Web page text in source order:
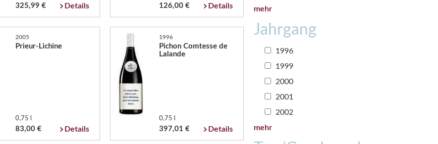
325,99 € Details 126,00 € Details
2005
Prieur-Lichine
0,75 l
83,00 € Details
1996
Pichon Comtesse de
Lalande
0,75 l
397,01 € Details
mehr
Jahrgang
1996
1999
2000
2001
2002
mehr